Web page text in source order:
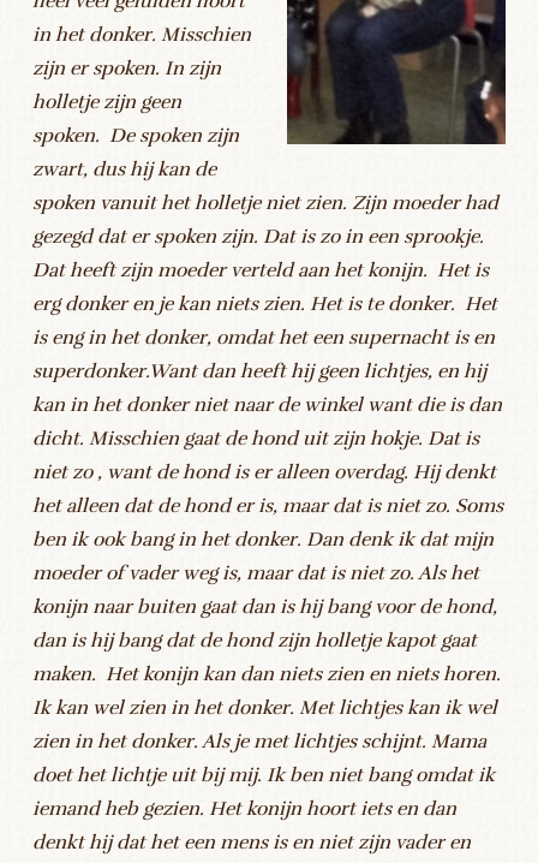
in het donker. Misschien
zijn er spoken. In zijn
holletje zijn geen
spoken. De spoken zijn
zwart, dus hij kan de
spoken vanuit het holletje niet zien. Zijn moeder had
gezegd dat er spoken zijn. Dat is zo in een sprookje.
Dat heeft zijn moeder verteld aan het konijn. Het is
erg donker en je kan niets zien. Het is te donker. Het
is eng in het donker, omdat het een supernacht is en
superdonker.Want dan heeft hij geen lichtjes, en hij
kan in het donker niet naar de winkel want die is dan
dicht. Misschien gaat de hond uit zijn hokje. Dat is
niet zo , want de hond is er alleen overdag. Hij denkt
het alleen dat de hond er is, maar dat is niet zo. Soms
ben ik ook bang in het donker. Dan denk ik dat mijn
moeder of vader weg is, maar dat is niet zo. Als het
konijn naar buiten gaat dan is hij bang voor de hond,
dan is hij bang dat de hond zijn holletje kapot gaat
maken. Het konijn kan dan niets zien en niets horen.
Ik kan wel zien in het donker. Met lichtjes kan ik wel
zien in het donker. Als je met lichtjes schijnt. Mama
doet het lichtje uit bij mij. Ik ben niet bang omdat ik
iemand heb gezien. Het konijn hoort iets en dan
denkt hij dat het een mens is en niet zijn vader en